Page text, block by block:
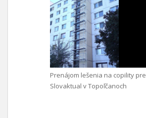
Prenájom lešenia na copility pre
Slovaktual v Topoľčanoch